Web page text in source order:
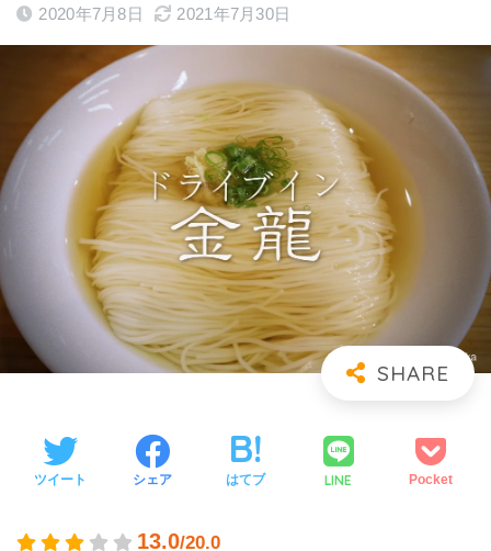
2020年7月8日 2021年7月30日
ツイート シェア はてブ LINE Pocket
13.0/20.0